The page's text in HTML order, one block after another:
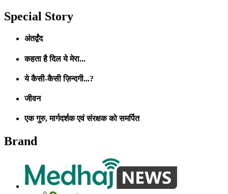
Special Story
अंतर्द्वंद
कहता है दिल ये मेरा...
ये कैसी-कैसी ज़िन्दगी...?
जीवन
एक गुरु, मार्गदर्शक एवं संरक्षक को समर्पित
Brand